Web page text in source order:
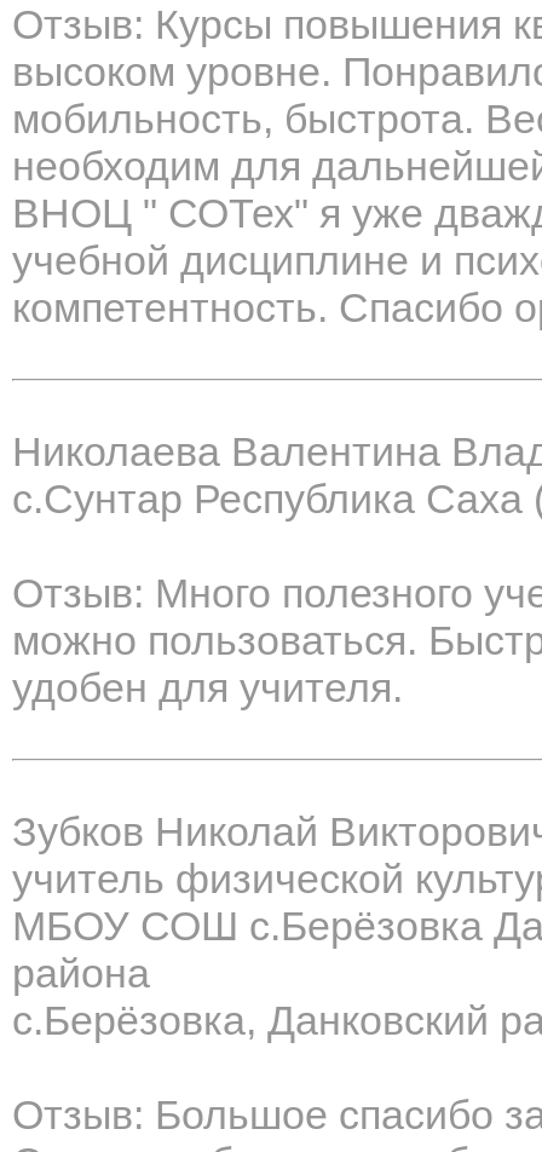
Отзыв: Курсы повышения
высоком уровне.
мобильность, быстрота.
необходим для
ВНОЦ " СОТех" я уже
учебной дисциплине и
компетентность. Спасибо
Николаева Валентина
с.Сунтар Республика Саха
Отзыв: Много полезного
можно пользоваться.
удобен для учителя.
Зубков Николай
учитель физической
МБОУ СОШ с.Берёзовка
района
с.Берёзовка, Данковский
Отзыв: Большое спасибо